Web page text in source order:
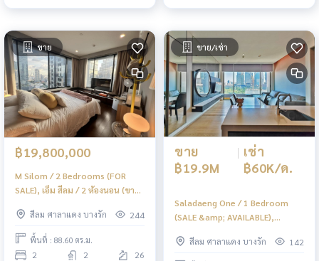
ขาย
฿19,800,000
M Silom / 2 Bedrooms (FOR
SALE), เอ็ม สีลม / 2 ห้องนอน (ขาย)
สีลม ศาลาแดง บางรัก
244
พื้นที่ : 88.60 ตร.ม.
2 2 26
ขาย/เช่า
ขาย
฿19.9M
| เช่า
฿60K/ด.
Saladaeng One / 1 Bedroom
(SALE &amp; AVAILABLE),
พร้อมผู้เช่า) PT117
สีลม ศาลาแดง บางรัก 142